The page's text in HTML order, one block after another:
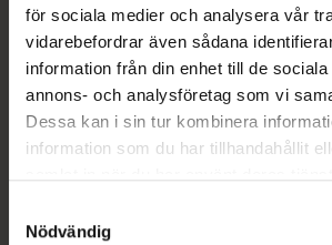
för sociala medier och analysera vår
vidarebefordrar även sådana
information från din enhet till de
annons- och analysföretag som vi
Dessa kan i sin tur kombinera
information som du har tillhandahållit
återkalla ditt samtycke via webbplatsens
Nödvändig